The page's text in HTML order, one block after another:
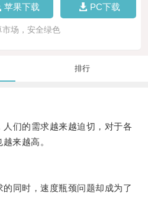
苹果下载 PC下载
市场，安全绿色
排行
们的需求越来越迫切，对于各
来越高。
同时，速度瓶颈问题却成为了